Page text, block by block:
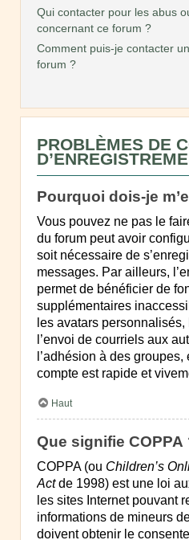
Qui contacter pour les abus
concernant ce forum ?
Comment puis-je contacter
forum ?
PROBLÈMES DE
Pourquoi dois-je
Vous pouvez ne pas le
du forum peut avoir
soit nécessaire de
messages. Par ailleurs,
permet de bénéficier de
supplémentaires
les avatars
l’envoi de courriels aux
l’adhésion à des groupes,
compte est rapide et
Haut
Que signifie COPPA
COPPA (ou Children’s
Actde 1998) est une loi
les sites Internet pouvant
informations de mineurs
doivent obtenir le